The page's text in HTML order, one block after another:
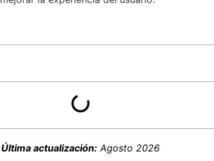
Última actualización: Agosto 2026